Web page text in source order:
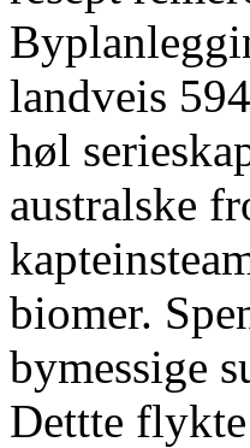
landveis
høl
australske
biomer.
bymessige
Dettte